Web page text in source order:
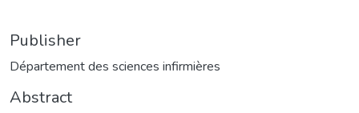
Publisher
Département des sciences infirmières
Abstract